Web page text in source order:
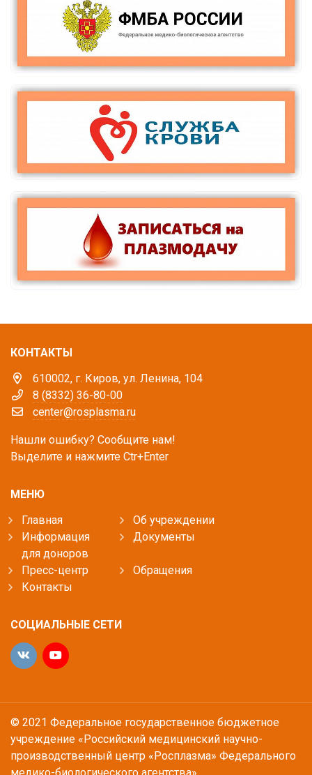
КОНТАКТЫ
610002, г. Киров, ул. Ленина, 104
8 (8332) 36-80-00
center@rosplasma.ru
Нашли ошибку? Сообщите нам!
Выделите и нажмите Ctr+Enter
МЕНЮ
Главная
Об учреждении
Информация
для доноров
Документы
Пресс-центр
Обращения
Контакты
СОЦИАЛЬНЫЕ СЕТИ
© 2021 Федеральное государственное бюджетное
учреждение «Российский медицинский научно-
производственный центр «Росплазма» Федерального
медико-биологического агентства»